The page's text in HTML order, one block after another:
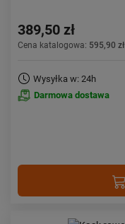
389,50 zł
Cena katalogowa: 595,90 zł
Wysyłka w: 24h
Darmowa dostawa